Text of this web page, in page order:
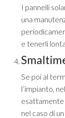
I pannelli
una
e tenerli
Se poi al
l’impianto,
esattamente
nel caso di